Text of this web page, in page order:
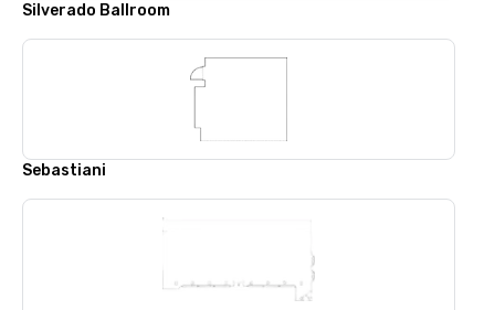
Silverado Ballroom
Sebastiani